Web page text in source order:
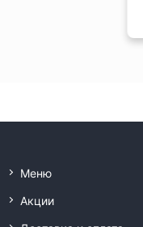
Меню
Акции